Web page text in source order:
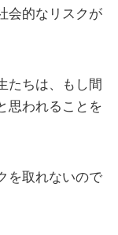
会的なリスクが
たちは、もし間
思われることを
を取れないので